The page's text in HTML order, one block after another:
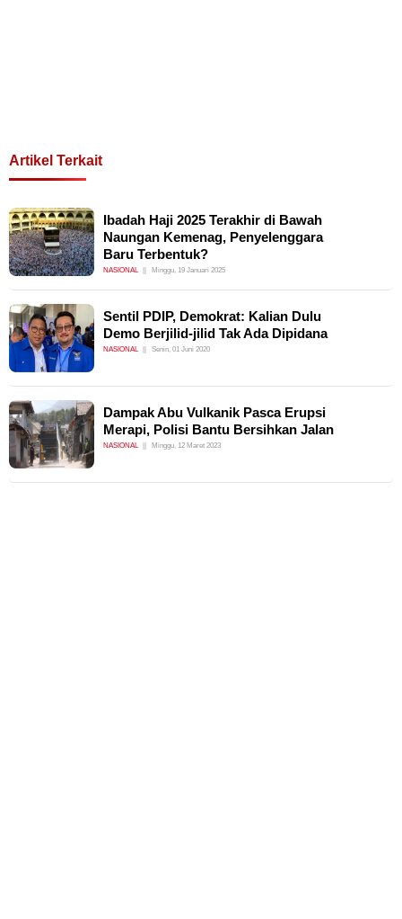
Artikel Terkait
Ibadah Haji 2025 Terakhir di Bawah
Naungan Kemenag, Penyelenggara
Baru Terbentuk?
NASIONAL Minggu, 19 Januari 2025
Sentil PDIP, Demokrat: Kalian Dulu
Demo Berjilid-jilid Tak Ada Dipidana
NASIONAL Senin, 01 Juni 2020
Dampak Abu Vulkanik Pasca Erupsi
Merapi, Polisi Bantu Bersihkan Jalan
NASIONAL Minggu, 12 Maret 2023